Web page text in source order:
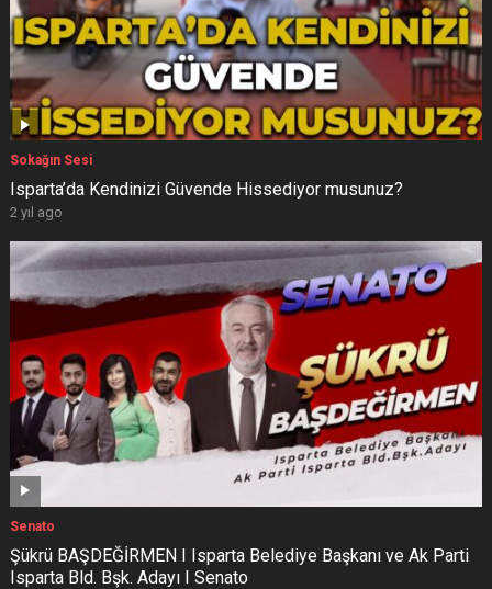
Sokağın Sesi
Isparta’da Kendinizi Güvende Hissediyor musunuz?
2 yıl ago
Senato
Şükrü BAŞDEĞİRMEN I Isparta Belediye Başkanı ve Ak Parti
Isparta Bld. Bşk. Adayı I Senato